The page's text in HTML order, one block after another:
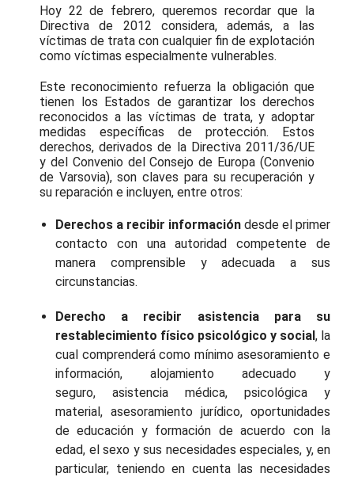
Hoy 22 de febrero, queremos recordar que la
Directiva de 2012 considera, además, a las
víctimas de trata con cualquier fin de explotación
como víctimas especialmente vulnerables.
Este reconocimiento refuerza la obligación que
tienen los Estados de garantizar los derechos
reconocidos a las víctimas de trata, y adoptar
medidas específicas de protección. Estos
derechos, derivados de la Directiva 2011/36/UE
y del Convenio del Consejo de Europa (Convenio
de Varsovia), son claves para su recuperación y
su reparación e incluyen, entre otros:
Derechos a recibir información desde el primer
contacto con una autoridad competente de
manera comprensible y adecuada a sus
circunstancias.
Derecho a recibir asistencia para su
restablecimiento físico psicológico y social, la
cual comprenderá como mínimo asesoramiento e
información, alojamiento adecuado y
seguro, asistencia médica, psicológica y
material, asesoramiento jurídico, oportunidades
de educación y formación de acuerdo con la
edad, el sexo y sus necesidades especiales, y, en
particular, teniendo en cuenta las necesidades